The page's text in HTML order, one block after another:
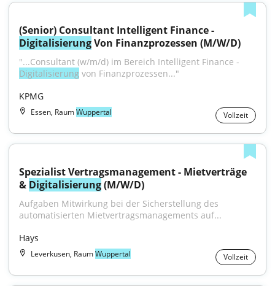
Digitalisierung Von Finanzprozessen (M/W/D)
Digitalisierung von Finanzprozessen..."
KPMG
Essen, RaumWuppertal Vollzeit
Spezialist Vertragsmanagement - Mietverträge
& Digitalisierung (M/W/D)
Aufgaben Mitwirkung bei der Sicherstellung des
automatisierten Mietvertragsmanagements auf...
Hays
Leverkusen, RaumWuppertal Vollzeit